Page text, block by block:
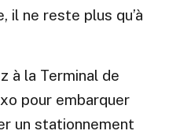
il ne reste plus qu’à
à la Terminal de
pour embarquer
un stationnement